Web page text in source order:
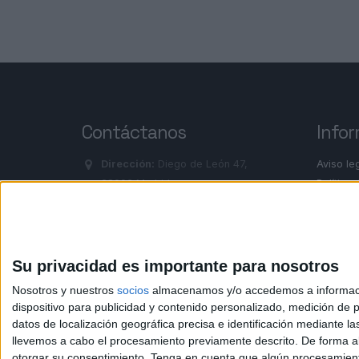
Su privacidad es importante para nosotros
Nosotros y nuestros socios almacenamos y/o accedemos a
dispositivo para publicidad y contenido personalizado, medición de
datos de localización geográfica precisa e identificación mediante
llevemos a cabo el procesamiento previamente descrito. De
Contáctanos
Dirección:
Diego de León 47,
28006 Madrid
Aviso
Política
© Compás Mediterráneo SL. Todos los derechos